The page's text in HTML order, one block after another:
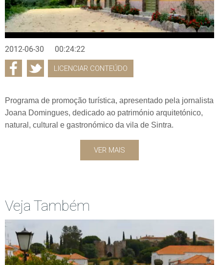
2012-06-30 00:24:22
LICENCIAR CONTEÚDO
Programa de promoção turística, apresentado pela jornalista
Joana Domingues, dedicado ao património arquitetónico,
natural, cultural e gastronómico da vila de Sintra.
VER MAIS
Veja Também